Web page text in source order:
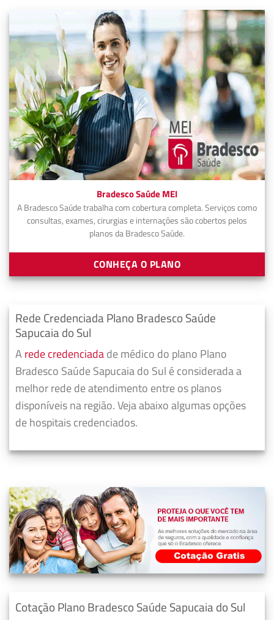
Bradesco Saúde MEI
A Bradesco Saúde trabalha com cobertura completa. Serviços como
consultas, exames, cirurgias e internações são cobertos pelos
planos da Bradesco Saúde.
CONHEÇA O PLANO
Rede Credenciada Plano Bradesco Saúde
Sapucaia do Sul
A rede credenciadade médico do plano Plano
Bradesco Saúde Sapucaia do Sul é considerada a
melhor rede de atendimento entre os planos
disponíveis na região. Veja abaixo algumas opções
de hospitais credenciados.
Cotação Plano Bradesco Saúde Sapucaia do Sul